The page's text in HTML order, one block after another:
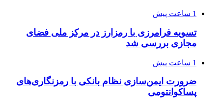
1 ساعت پیش
تسویه فرامرزی با رمزارز در مرکز ملی فضای
مجازی بررسی شد
1 ساعت پیش
ضرورت ایمن‌سازی نظام بانکی با رمزنگاری‌های
پساکوانتومی